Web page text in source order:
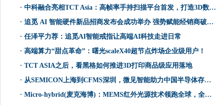
· 中科融合亮相TCT Asia：高帧率手持扫描平台首发，打造3D数字世界的入口
· 追觅 AI 智能硬件新品招商发布会成功举办 强势赋能经销商破局增长
· 任泽平力荐：追觅AI智能戒指让高端AI科技走进日常
· 高端算力“甜点革命”：曙光scaleX40超节点炸场企业级用户！
· TCT ASIA之后，看黑格如何推进3D打印商品级应用落地
· 从SEMICON上海到CFMS深圳，微见智能助力中国半导体存储产业自主可控
· Micro-hybrid(麦克海博)：MEMS红外光源技术领跑全球，全流程制造构筑行业护城河